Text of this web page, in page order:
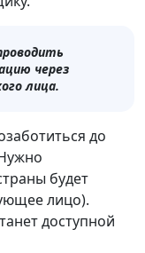
через
лица.
до
будет
лицо).
доступной